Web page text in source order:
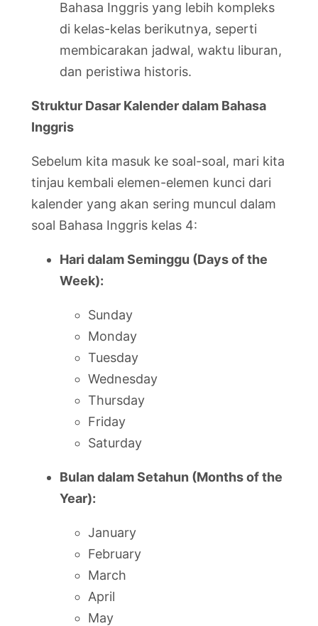
Bahasa Inggris yang lebih kompleks
di kelas-kelas berikutnya, seperti
membicarakan jadwal, waktu liburan,
dan peristiwa historis.
Struktur Dasar Kalender dalam Bahasa
Inggris
Sebelum kita masuk ke soal-soal, mari kita
tinjau kembali elemen-elemen kunci dari
kalender yang akan sering muncul dalam
soal Bahasa Inggris kelas 4:
Hari dalam Seminggu (Days of the
Week):
Sunday
Monday
Tuesday
Wednesday
Thursday
Friday
Saturday
Bulan dalam Setahun (Months of the
Year):
January
February
March
April
May